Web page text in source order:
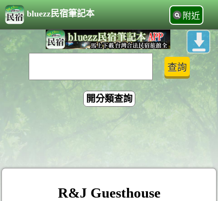
bluezz民宿筆記本 附近
開分類查詢
R&J Guesthouse